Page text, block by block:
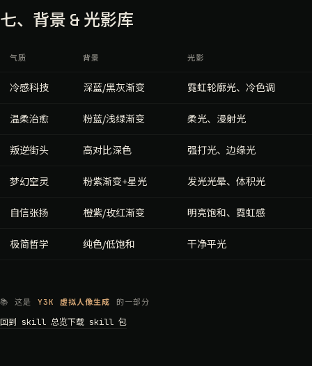
七、背景 & 光影库
气质 背景 光影
冷感科技 深蓝/黑灰渐变 霓虹轮廓光、冷色调
温柔治愈 粉蓝/浅绿渐变 柔光、漫射光
叛逆街头 高对比深色 强打光、边缘光
梦幻空灵 粉紫渐变+星光 发光光晕、体积光
自信张扬 橙紫/玫红渐变 明亮饱和、霓虹感
极简哲学 纯色/低饱和 干净平光
📚 这是 Y3K 虚拟人像生成 的一部分
回到 skill 总览下载 skill 包